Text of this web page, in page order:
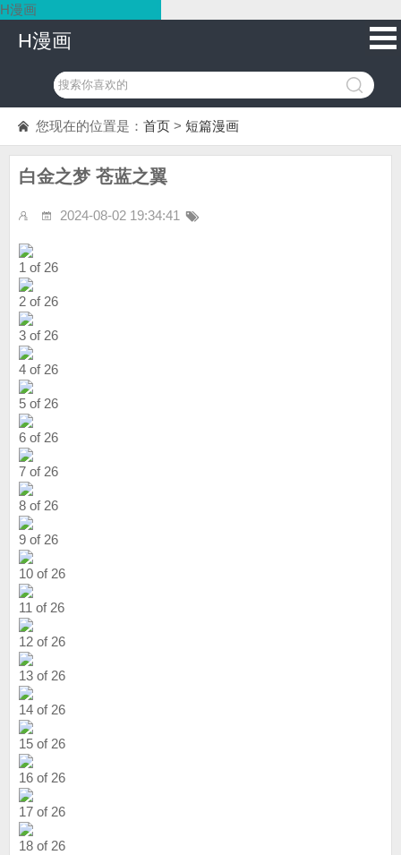
H漫画
H漫画
您现在的位置是： 首页 > 短篇漫画
白金之梦 苍蓝之翼
2024-08-02 19:34:41
1 of 26
2 of 26
3 of 26
4 of 26
5 of 26
6 of 26
7 of 26
8 of 26
9 of 26
10 of 26
11 of 26
12 of 26
13 of 26
14 of 26
15 of 26
16 of 26
17 of 26
18 of 26